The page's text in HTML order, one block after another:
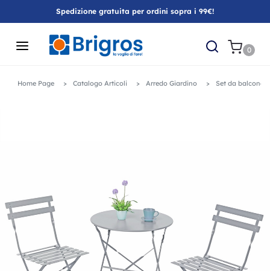
Spedizione gratuita per ordini sopra i 99€!
0
Home Page Catalogo Articoli Arredo Giardino Set da balcone